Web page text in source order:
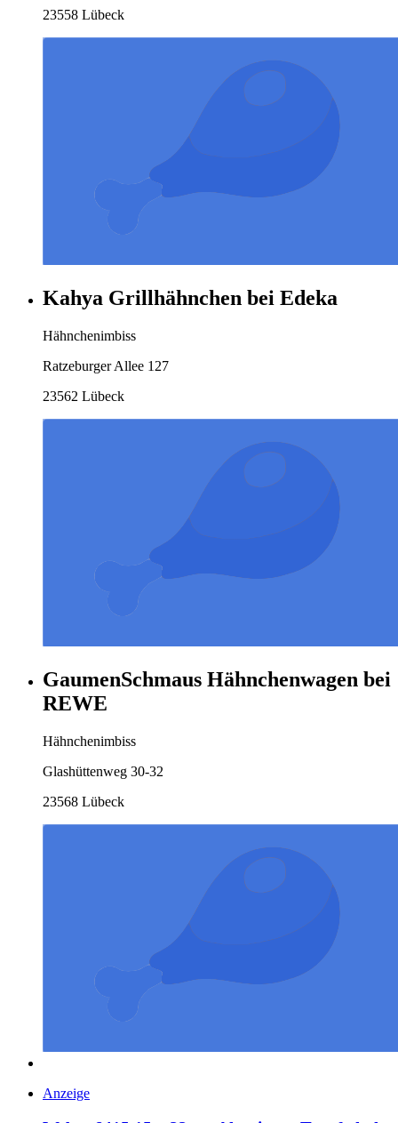
23558 Lübeck
Kahya Grillhähnchen bei Edeka
Hähnchenimbiss
Ratzeburger Allee 127
23562 Lübeck
GaumenSchmaus Hähnchenwagen bei
REWE
Hähnchenimbiss
Glashüttenweg 30-32
23568 Lübeck
Anzeige